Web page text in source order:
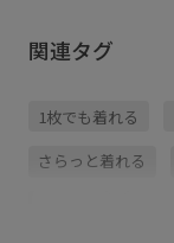
関連タグ
1枚でも着れる
さらっと着れる